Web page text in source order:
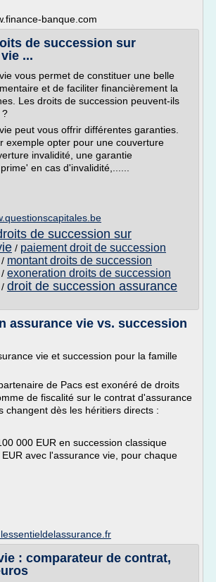
banque.com
de succession sur
...
vous permet de constituer une belle
et de faciliter financièrement la
Les droits de succession peuvent-ils
?
peut vous offrir différentes garanties.
exemple opter pour une couverture
invalidité, une garantie
en cas d'invalidité,......
de succession sur
/ paiement droit de succession
/ montant droits de succession
/ exoneration droits de succession
/ droit de succession assurance
assurance vie vs. succession
vie et succession pour la famille
de Pacs est exonéré de droits
de fiscalité sur le contrat d'assurance
changent dès les héritiers directs :
000 EUR en succession classique
avec l'assurance vie, pour chaque
: comparateur de contrat,